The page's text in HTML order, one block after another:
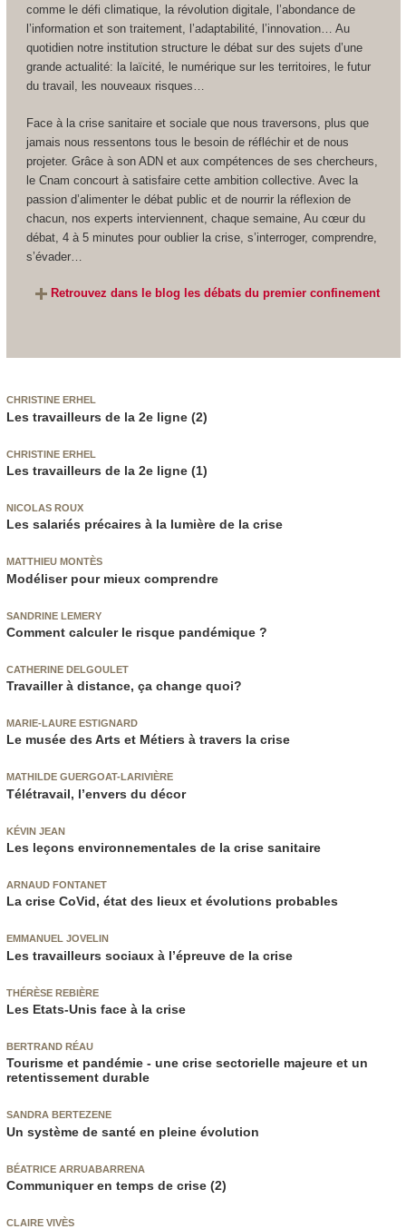
comme le défi climatique, la révolution digitale, l’abondance de
l’information et son traitement, l’adaptabilité, l’innovation… Au
quotidien notre institution structure le débat sur des sujets d’une
grande actualité: la laïcité, le numérique sur les territoires, le futur
du travail, les nouveaux risques…
Face à la crise sanitaire et sociale que nous traversons, plus que
jamais nous ressentons tous le besoin de réfléchir et de nous
projeter. Grâce à son ADN et aux compétences de ses chercheurs,
le Cnam concourt à satisfaire cette ambition collective. Avec la
passion d’alimenter le débat public et de nourrir la réflexion de
chacun, nos experts interviennent, chaque semaine, Au cœur du
débat, 4 à 5 minutes pour oublier la crise, s’interroger, comprendre,
s’évader…
Retrouvez dans le blog les débats du premier confinement
CHRISTINE ERHEL
Les travailleurs de la 2e ligne (2)
CHRISTINE ERHEL
Les travailleurs de la 2e ligne (1)
NICOLAS ROUX
Les salariés précaires à la lumière de la crise
MATTHIEU MONTÈS
Modéliser pour mieux comprendre
SANDRINE LEMERY
Comment calculer le risque pandémique ?
CATHERINE DELGOULET
Travailler à distance, ça change quoi?
MARIE-LAURE ESTIGNARD
Le musée des Arts et Métiers à travers la crise
MATHILDE GUERGOAT-LARIVIÈRE
Télétravail, l’envers du décor
KÉVIN JEAN
Les leçons environnementales de la crise sanitaire
ARNAUD FONTANET
La crise CoVid, état des lieux et évolutions probables
EMMANUEL JOVELIN
Les travailleurs sociaux à l’épreuve de la crise
THÉRÈSE REBIÈRE
Les Etats-Unis face à la crise
BERTRAND RÉAU
Tourisme et pandémie - une crise sectorielle majeure et un
retentissement durable
SANDRA BERTEZENE
Un système de santé en pleine évolution
BÉATRICE ARRUABARRENA
Communiquer en temps de crise (2)
CLAIRE VIVÈS